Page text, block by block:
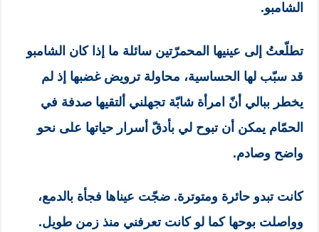
الشامبو.
تطلّعتُ إلى عينيها المحمرّتين سائلة ما إذا كان الشامبو
قد سبّب لها الحساسية، محاولة ترويض غضبها إذ لم
يخطر ببالي أنّ امرأة شابّة تجهلني ألتقيها صدفة في
الحمّام يمكن أن تبوح لي بأدقّ أسرار حياتها على نحو
واضح وصادم.
كانت تبدو حائرة ومتوترة. ضجّت عيناها فجأة بالدمع،
وواصلت بوحها كما لو كانت تعرفني منذ زمن طويل.